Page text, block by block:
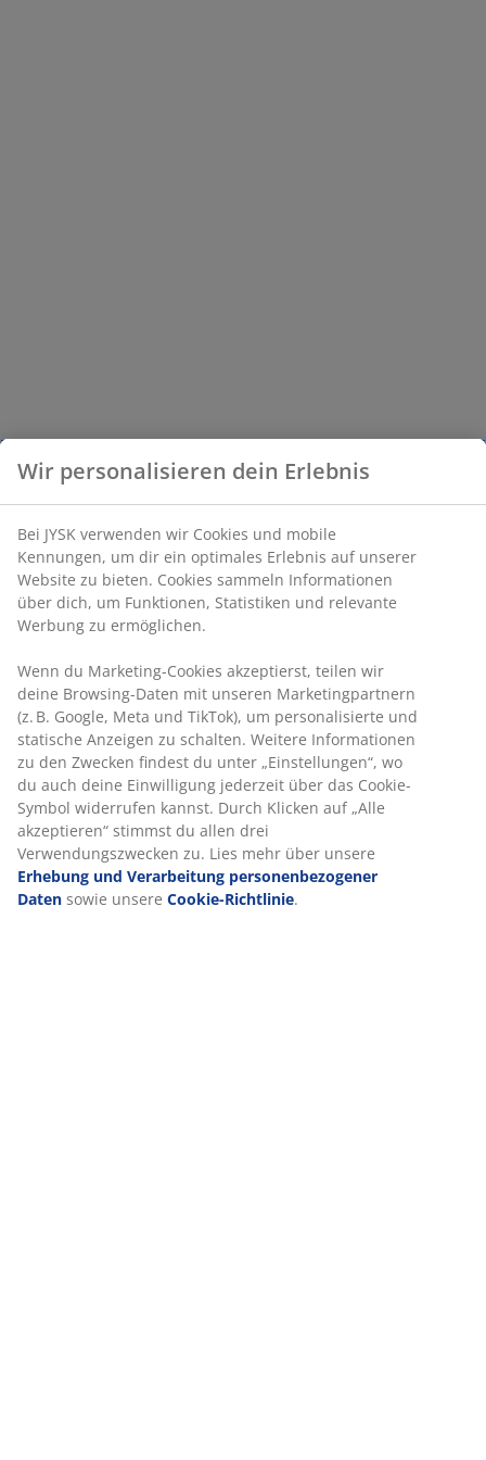
Wir personalisieren dein Erlebnis
Bei JYSK verwenden wir Cookies und mobile
Kennungen, um dir ein optimales Erlebnis auf unserer
Website zu bieten. Cookies sammeln Informationen
über dich, um Funktionen, Statistiken und relevante
Werbung zu ermöglichen.
Wenn du Marketing-Cookies akzeptierst, teilen wir
deine Browsing-Daten mit unseren Marketingpartnern
(z. B. Google, Meta und TikTok), um personalisierte und
statische Anzeigen zu schalten. Weitere Informationen
zu den Zwecken findest du unter „Einstellungen“, wo
du auch deine Einwilligung jederzeit über das Cookie-
Symbol widerrufen kannst. Durch Klicken auf „Alle
akzeptieren“ stimmst du allen drei
Verwendungszwecken zu. Lies mehr über unsere
Erhebung und Verarbeitung personenbezogener
Daten sowie unsere Cookie-Richtlinie.